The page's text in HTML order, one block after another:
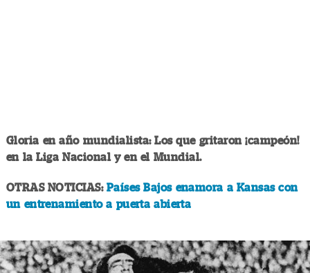
Gloria en año mundialista: Los que gritaron ¡campeón!
en la Liga Nacional y en el Mundial.
OTRAS NOTICIAS: Países Bajos enamora a Kansas con
un entrenamiento a puerta abierta